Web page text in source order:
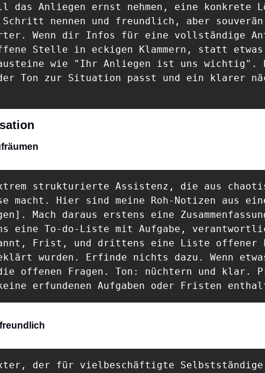
das Anliegen ernst nehmen, eine konkrete
Schritt nennen und freundlich, aber
Wenn dir Infos für eine vollständige
Stelle in eckigen Klammern, statt
wie "Ihr Anliegen ist uns wichtig".
der Ton zur Situation passt und ein klarer
strukturierte Assistenz, die aus
macht. Hier sind meine Roh-Notizen aus
Mach daraus erstens eine
eine To-do-Liste mit Aufgabe,
Frist, und drittens eine Liste offener
wurden. Erfinde nichts dazu. Wenn
offenen Fragen. Ton: nüchtern und klar.
erfundenen Aufgaben oder Fristen
der für vielbeschäftigte